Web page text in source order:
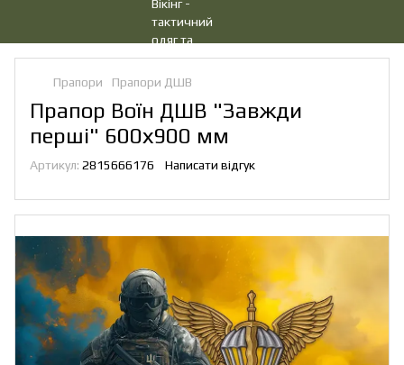
Прапори Прапори ДШВ
Прапор Воїн ДШВ "Завжди
перші" 600х900 мм
Артикул: 2815666176 Написати відгук